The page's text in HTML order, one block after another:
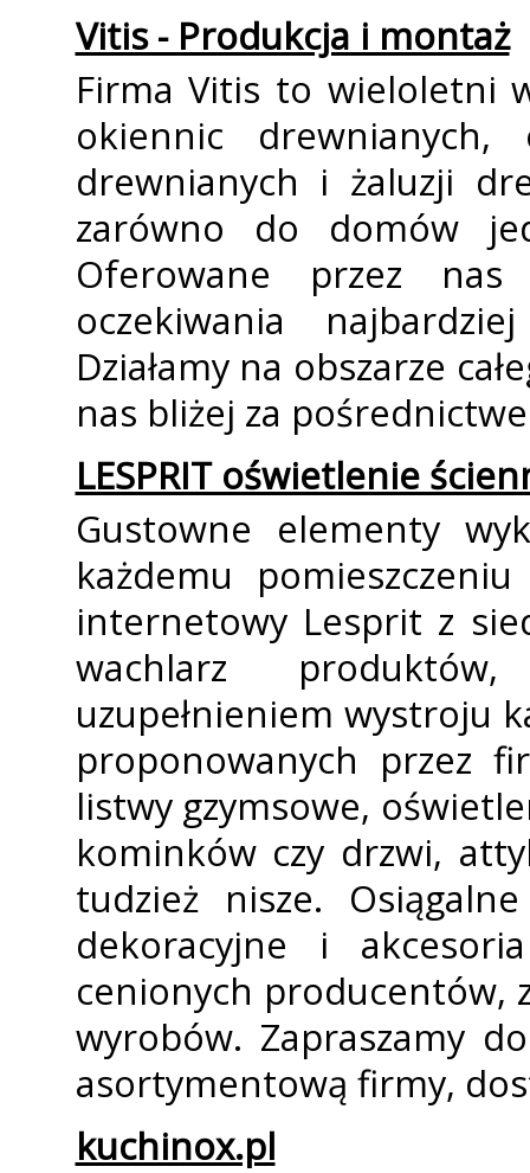
Vitis - Produkcja i montaż
Firma Vitis to wieloletni
okiennic drewnianych,
drewnianych i żaluzji
zarówno do domów
Oferowane przez
oczekiwania
Działamy na obszarze
nas bliżej za
LESPRIT oświetlenie
Gustowne elementy
każdemu
internetowy Lesprit z
wachlarz
uzupełnieniem wystroju
proponowanych przez
listwy gzymsowe,
kominków czy drzwi,
tudzież nisze.
dekoracyjne i
cenionych producentów,
wyrobów. Zapraszamy
asortymentową firmy,
kuchinox.pl